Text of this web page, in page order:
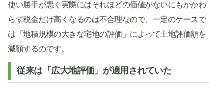
使い勝手が悪く実際にはそれほどの価値がないにもかかわ
らず税金だけ高くなるのは不合理なので、一定のケースで
は「地積規模の大きな宅地の評価」によって土地評価額を
減額するのです。
従来は「広大地評価」が適用されていた